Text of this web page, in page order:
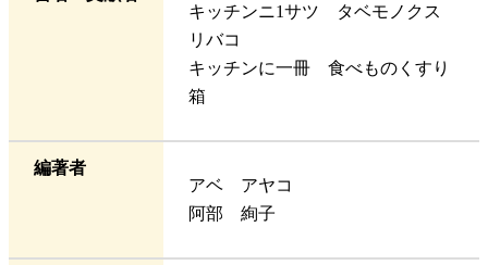
キッチンニ1サツ タベモノクス
リバコ
キッチンに一冊 食べものくすり
箱
編著者
アベ アヤコ
阿部 絢子